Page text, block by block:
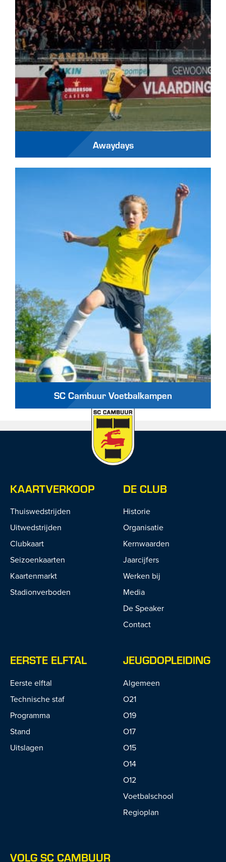
Awaydays
SC Cambuur Voetbalkampen
KAARTVERKOOP
Thuiswedstrijden
Uitwedstrijden
Clubkaart
Seizoenkaarten
Kaartenmarkt
Stadionverboden
DE CLUB
Historie
Organisatie
Kernwaarden
Jaarcijfers
Werken bij
Media
De Speaker
Contact
EERSTE ELFTAL
Eerste elftal
Technische staf
Programma
Stand
Uitslagen
JEUGDOPLEIDING
Algemeen
O21
O19
O17
O15
O14
O12
Voetbalschool
Regioplan
VOLG SC CAMBUUR